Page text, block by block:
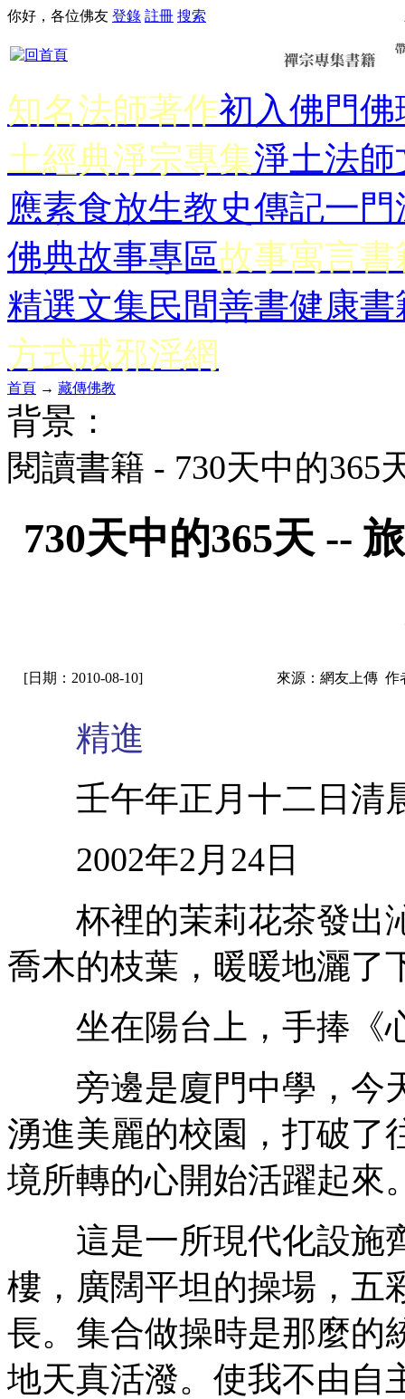
你好，各位佛友 登錄 註冊 搜索
知名法師著作初入佛門佛
土經典淨宗專集淨土法師
應素食放生教史傳記一門
佛典故事專區故事寓言書
精選文集民間善書健康書
方式戒邪淫網
首頁 → 藏傳佛教
背景：
閱讀書籍 - 730天中的
730天中的365天 --
[日期：2010-08-10] 來源：網友上傳 作
精進
壬午年正月十二日
2002年2月24日
杯裡的茉莉花茶發出
喬木的枝葉，暖暖地灑了
坐在陽台上，手捧《
旁邊是廈門中學，今
湧進美麗的校園，打破了
境所轉的心開始活躍起來
這是一所現代化設施
樓，廣闊平坦的操場，五
長。集合做操時是那麼的
地天真活潑。使我不由自